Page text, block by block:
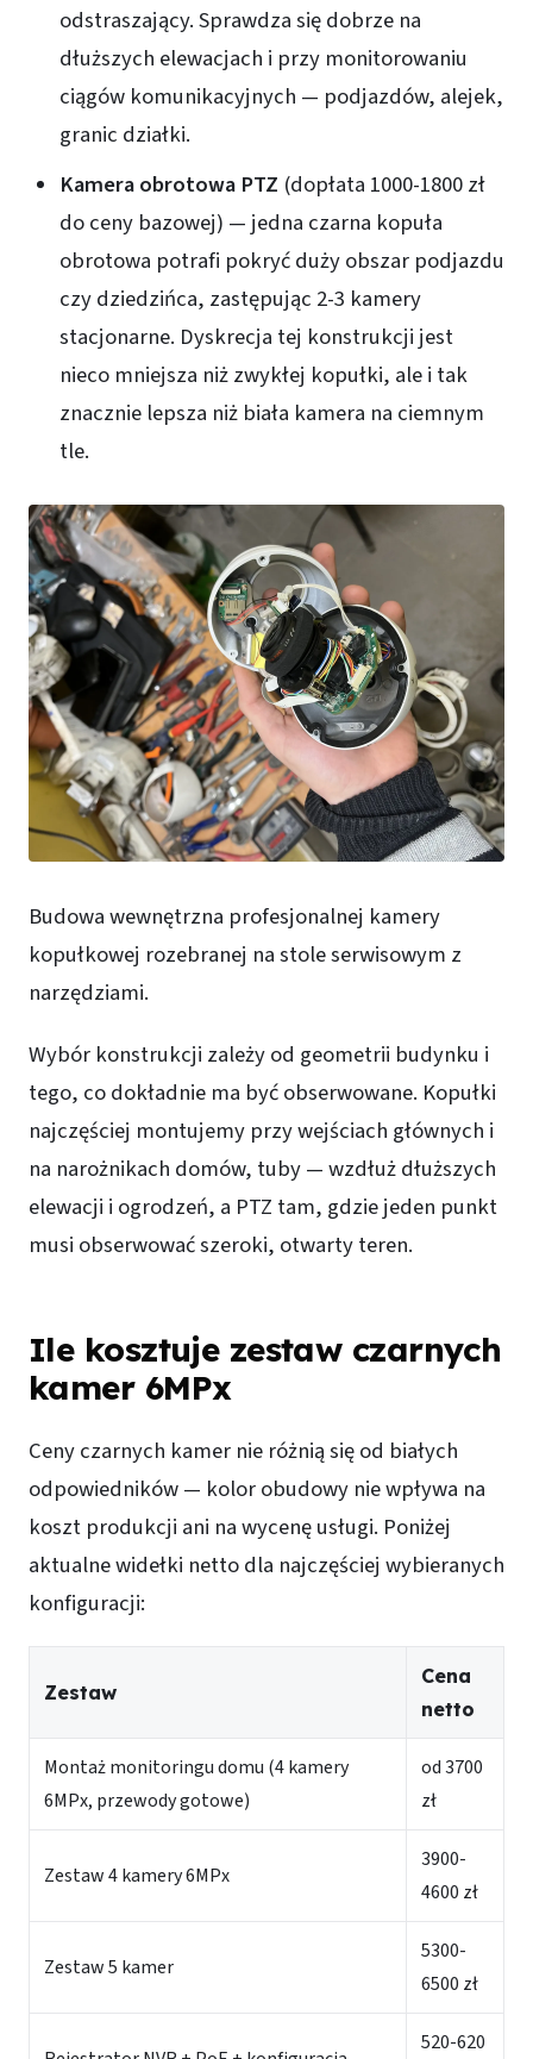
odstraszający. Sprawdza się dobrze na
dłuższych elewacjach i przy monitorowaniu
ciągów komunikacyjnych — podjazdów, alejek,
granic działki.
Kamera obrotowa PTZ (dopłata 1000-1800 zł
do ceny bazowej) — jedna czarna kopuła
obrotowa potrafi pokryć duży obszar podjazdu
czy dziedzińca, zastępując 2-3 kamery
stacjonarne. Dyskrecja tej konstrukcji jest
nieco mniejsza niż zwykłej kopułki, ale i tak
znacznie lepsza niż biała kamera na ciemnym
tle.
Budowa wewnętrzna profesjonalnej kamery
kopułkowej rozebranej na stole serwisowym z
narzędziami.
Wybór konstrukcji zależy od geometrii budynku i
tego, co dokładnie ma być obserwowane. Kopułki
najczęściej montujemy przy wejściach głównych i
na narożnikach domów, tuby — wzdłuż dłuższych
elewacji i ogrodzeń, a PTZ tam, gdzie jeden punkt
musi obserwować szeroki, otwarty teren.
Ile kosztuje zestaw czarnych
kamer 6MPx
Ceny czarnych kamer nie różnią się od białych
odpowiedników — kolor obudowy nie wpływa na
koszt produkcji ani na wycenę usługi. Poniżej
aktualne widełki netto dla najczęściej wybieranych
konfiguracji:
Zestaw
Cena
netto
Montaż monitoringu domu (4 kamery
6MPx, przewody gotowe)
od 3700
zł
Zestaw 4 kamery 6MPx
3900-
4600 zł
Zestaw 5 kamer
5300-
6500 zł
520-620